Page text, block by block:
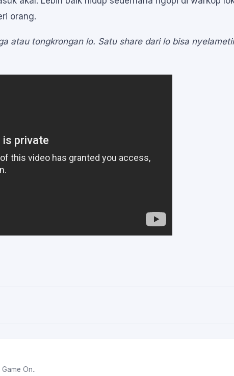
orang.
atau tongkrongan lo. Satu sharedari lo bisa
On..